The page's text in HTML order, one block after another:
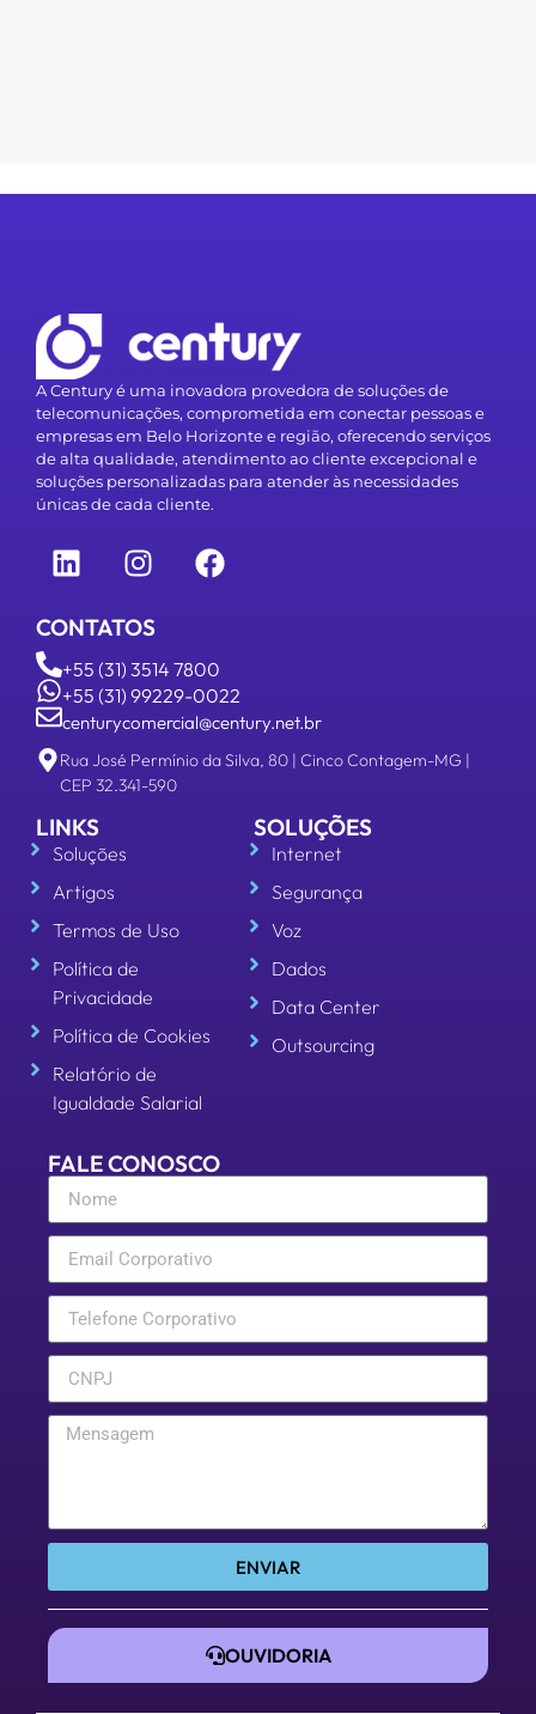
A Century é uma inovadora provedora de soluções de
telecomunicações, comprometida em conectar pessoas e
empresas em Belo Horizonte e região, oferecendo serviços
de alta qualidade, atendimento ao cliente excepcional e
soluções personalizadas para atender às necessidades
únicas de cada cliente.
CONTATOS
+55 (31) 3514 7800
+55 (31) 99229-0022
centurycomercial@century.net.br
Rua José Permínio da Silva, 80 | Cinco Contagem-MG |
CEP 32.341-590
LINKS
Soluções
Artigos
Termos de Uso
Política de
Privacidade
Política de Cookies
Relatório de
Igualdade Salarial
SOLUÇÕES
Internet
Segurança
Voz
Dados
Data Center
Outsourcing
FALE CONOSCO
ENVIAR
OUVIDORIA